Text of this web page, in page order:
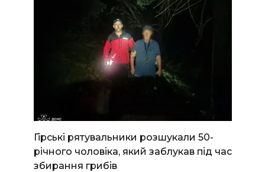
Гірські рятувальники розшукали 50-
річного чоловіка, який заблукав під час
збирання грибів